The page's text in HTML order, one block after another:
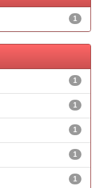
1
1
1
1
1
1